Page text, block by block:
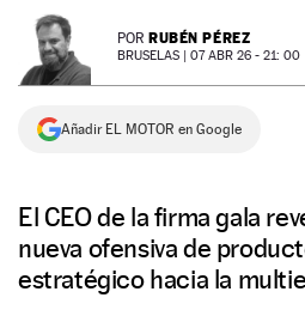
NEWSLETTER POR RUBÉN PÉREZ
BRUSELAS | 07 ABR 26 - 21: 00
Añadir EL MOTOR en Google
El CEO de la firma gala
nueva ofensiva de
estratégico hacia la